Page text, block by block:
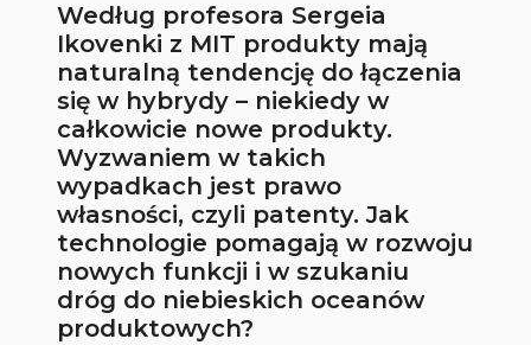
Według profesora Sergeia
Ikovenki z MIT produkty mają
naturalną tendencję do łączenia
się w hybrydy – niekiedy w
całkowicie nowe produkty.
Wyzwaniem w takich
wypadkach jest prawo
własności, czyli patenty. Jak
technologie pomagają w rozwoju
nowych funkcji i w szukaniu
dróg do niebieskich oceanów
produktowych?